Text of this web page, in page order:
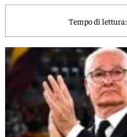
Tempo di lettura: